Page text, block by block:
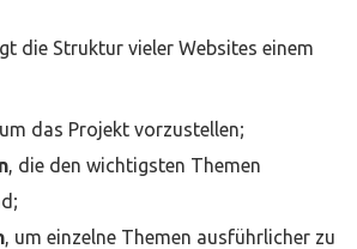
die Struktur vieler Websites einem
das Projekt vorzustellen;
, die den wichtigsten Themen
, um einzelne Themen ausführlicher zu